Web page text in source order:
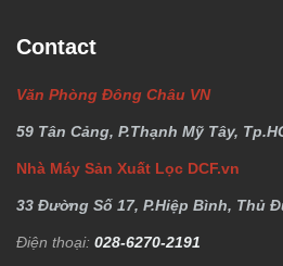
Contact
Văn Phòng Đông Châu VN
59 Tân Cảng, P.Thạnh Mỹ Tây,
Nhà Máy Sản Xuất Lọc DCF.vn
33 Đường Số 17, P.Hiệp Bình, Thủ
Điện thoại: 028-6270-2191